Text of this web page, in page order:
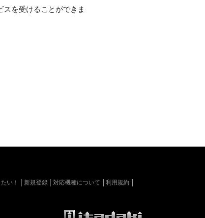
を受けることができま
い！ 新規登録 対応機種について
利用規約